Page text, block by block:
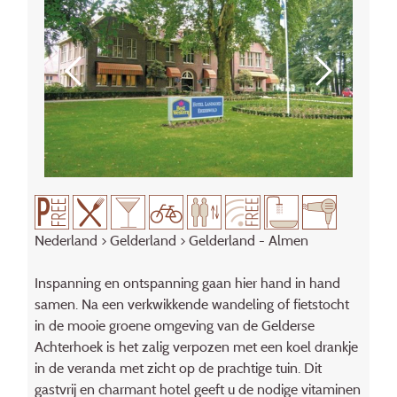
Nederland > Gelderland > Gelderland - Almen
Inspanning en ontspanning gaan hier hand in hand
samen. Na een verkwikkende wandeling of fietstocht
in de mooie groene omgeving van de Gelderse
Achterhoek is het zalig verpozen met een koel drankje
in de veranda met zicht op de prachtige tuin. Dit
gastvrij en charmant hotel geeft u de nodige vitaminen